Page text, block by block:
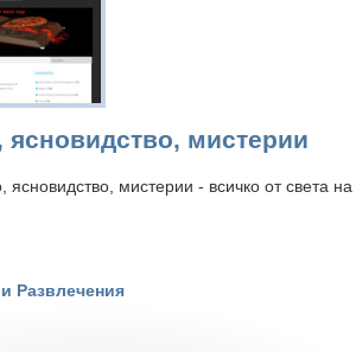
ясновидство, мистерии
ясновидство, мистерии - всичко от света на
Развлечения